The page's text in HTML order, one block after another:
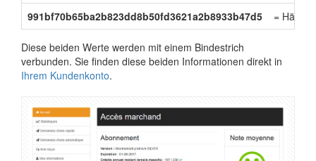
991bf70b65ba2b823dd8b50fd3621a2b8933b47d5
=
Diese beiden Werte werden mit einem Bindestrich
verbunden. Sie finden diese beiden Informationen direkt in
Ihrem Kundenkonto.